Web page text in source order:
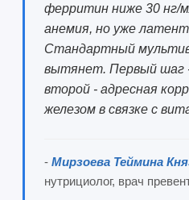
ферритин ниже 30 нг/
анемия, но уже
Стандартный
вытянет. Первый шаг -
второй - адресная
железом в связке с
- Мирзоева Теймина
нутрициолог, врач